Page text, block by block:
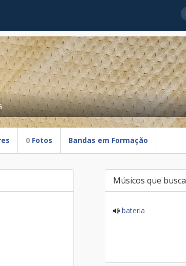
0 Fotos Bandas em Formação
Músicos que busca
bateria